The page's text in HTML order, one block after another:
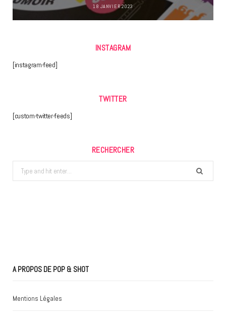
18 JANVIER 2023
INSTAGRAM
[instagram-feed]
TWITTER
[custom-twitter-feeds]
RECHERCHER
Search
for:
A PROPOS DE POP & SHOT
Mentions Légales